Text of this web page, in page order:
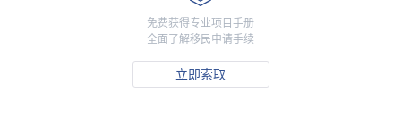
免费获得专业项目手册
全面了解移民申请手续
立即索取